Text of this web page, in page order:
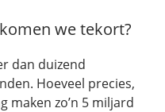
we tekort?
dan duizend
Hoeveel precies,
maken zo’n 5 miljard